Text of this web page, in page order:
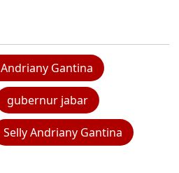
Gantina
gubernur jabar
Selly Andriany Gantina